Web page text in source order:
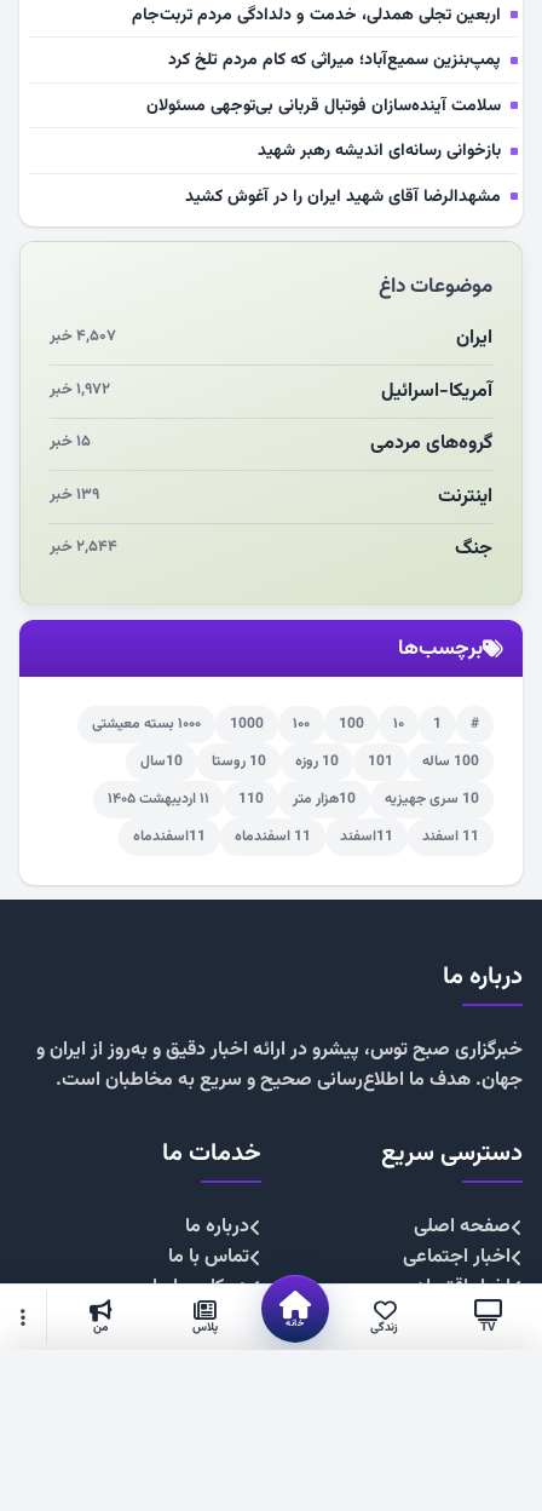
اربعین تجلی همدلی، خدمت و دلدادگی مردم تربت‌جام
پمپ‌بنزین سمیع‌آباد؛ میراثی که کام مردم تلخ کرد
سلامت آینده‌سازان فوتبال قربانی بی‌توجهی مسئولان
بازخوانی رسانه‌ای اندیشه رهبر شهید
مشهدالرضا آقای شهید ایران را در آغوش کشید
مکن ای صبح طلوع
چرایی «استقبال از آقای ایران»
انقلاب مردمی و مردم انقلابی
مرگ خاموش زیست‌محیطی در منطقه تربت‌جام
چو‌ن‌وچرا در «علی‌الاصول» یا انتظار برای تحقق شروط
موضوعات داغ
ایران ۴,۵۰۷ خبر
آمریکا-اسرائیل ۱,۹۷۲ خبر
گروه‌های مردمی ۱۵ خبر
اینترنت ۱۳۹ خبر
جنگ ۲,۵۴۴ خبر
برچسب‌ها
#
1 ۱۰ 100 ۱۰۰ 1000
۱۰۰۰ بسته معیشتی
100 ساله
101 10 روزه 10 روستا
10سال
10 سری جهیزیه
10هزار متر 110
۱۱ اردیبهشت ۱۴۰۵
11 اسفند
11اسفند 11 اسفندماه 11اسفندماه
TV زندگی خانه پلاس من
درباره ما
خبرگزاری صبح توس، پیشرو در ارائه اخبار دقیق و به‌روز از ایران و
جهان. هدف ما اطلاع‌رسانی صحیح و سریع به مخاطبان است.
دسترسی سریع
صفحه اصلی
اخبار اجتماعی
اخبار اقتصادی
اخبار چندرسانه
خدمات ما
درباره ما
تماس با ما
همکاری با ما
تبلیغات